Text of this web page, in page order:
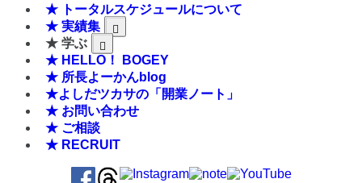
★ トータルスケジュールについて
★ 実績集
★ 学ぶ
★ HELLO！ BOGEY
★ 所長よーかんblog
★よしだツカサの「開業ノート」
★ お問い合わせ
★ ご相談
★ RECRUIT